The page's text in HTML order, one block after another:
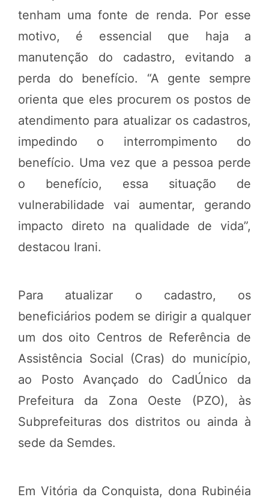
tenham uma fonte de renda. Por esse
motivo, é essencial que haja a
manutenção do cadastro, evitando a
perda do benefício. “A gente sempre
orienta que eles procurem os postos de
atendimento para atualizar os cadastros,
impedindo o interrompimento do
benefício. Uma vez que a pessoa perde
o benefício, essa situação de
vulnerabilidade vai aumentar, gerando
impacto direto na qualidade de vida”,
destacou Irani.
Para atualizar o cadastro, os
beneficiários podem se dirigir a qualquer
um dos oito Centros de Referência de
Assistência Social (Cras) do município,
ao Posto Avançado do CadÚnico da
Prefeitura da Zona Oeste (PZO), às
Subprefeituras dos distritos ou ainda à
sede da Semdes.
Em Vitória da Conquista, dona Rubinéia